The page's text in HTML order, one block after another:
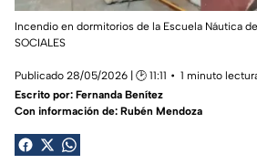
Incendio en dormitorios de la Escuela Náutica
SOCIALES
Publicado 28/05/2026 | 🕑 11:11
1 minuto
Escrito por: Fernanda Benítez
Con información de: Rubén Mendoza